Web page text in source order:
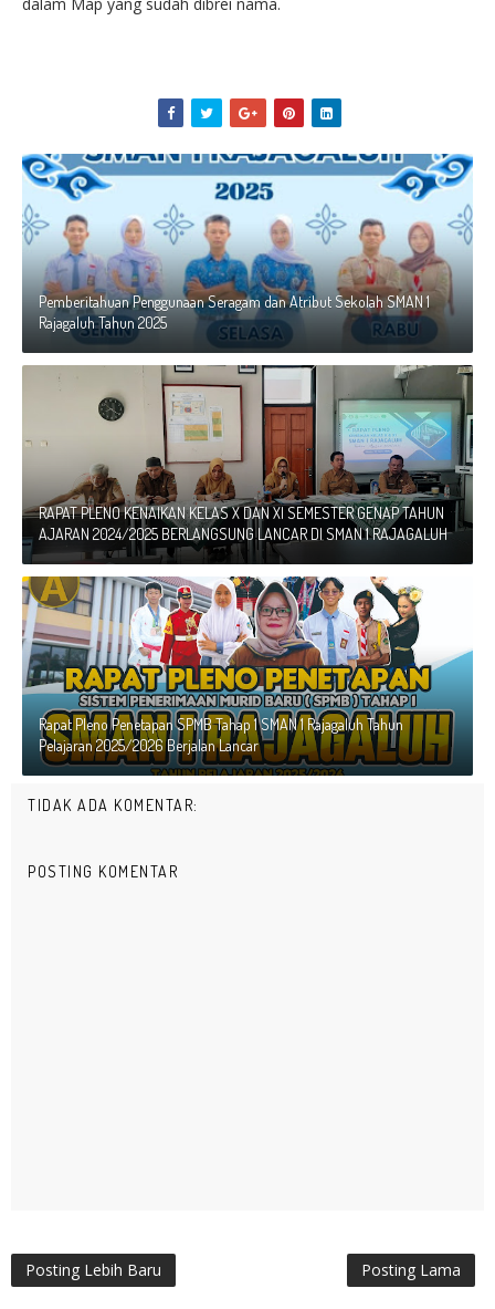
Pemberitahuan Penggunaan Seragam dan Atribut Sekolah SMAN 1
Rajagaluh Tahun 2025
RAPAT PLENO KENAIKAN KELAS X DAN XI SEMESTER GENAP TAHUN
AJARAN 2024/2025 BERLANGSUNG LANCAR DI SMAN 1 RAJAGALUH
Rapat Pleno Penetapan SPMB Tahap 1 SMAN 1 Rajagaluh Tahun
Pelajaran 2025/2026 Berjalan Lancar
TIDAK ADA KOMENTAR:
POSTING KOMENTAR
Posting Lebih Baru Posting Lama